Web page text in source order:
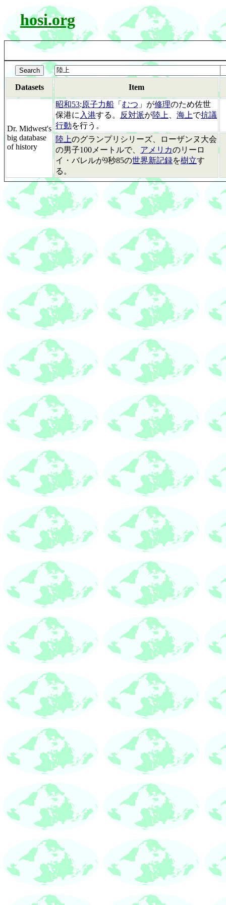
hosi.org
Datasets Item
Dr. Midwest's
big database
of history
昭和53:原子力船 「 むつ 」が修理のため佐世
保港に 入港する。 反対派が陸上 海上で抗議
行動を行う。
陸上のグランプリシリーズ、ローザンヌ大会
の男子100メートルで、 アメリカのリーロ
イ・バレルが9秒85の世界新記録を樹立す
る。